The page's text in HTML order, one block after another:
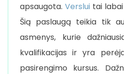
apsaugota. Verslui tai
Šią paslaugą teikia tik
asmenys, kurie
kvalifikacijas ir yra
pasirengimo kursus.